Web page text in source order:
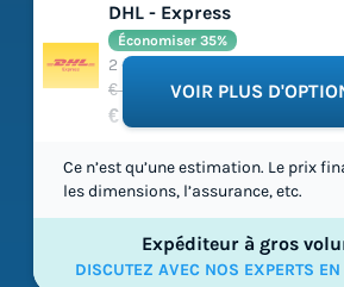
DHL - Express
€ 93,60
€ 61,26
Économiser 35%
2 - 4 jours ouvrables
VOIR PLUS
Ce n’est qu’une estimation. Le prix
les dimensions, l’assurance, etc.
Expéditeur à gros
DISCUTEZ AVEC NOS EXPERTS